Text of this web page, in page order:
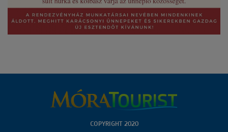
COPYRIGHT 2020